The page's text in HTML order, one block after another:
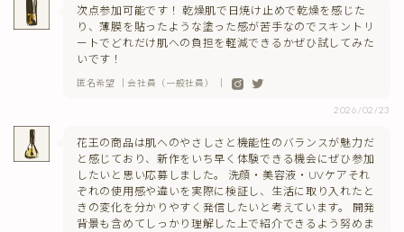
次点参加可能です！ 乾燥肌で日焼け止めで乾燥を感じた
り、薄膜を貼ったような塗った感が苦手なのでスキントリ
ートでどれだけ肌への負担を軽減できるかぜひ試してみた
いです！
匿名希望 ｜会社員（一般社員） ｜
2026/02/23
花王の商品は肌へのやさしさと機能性のバランスが魅力だ
と感じており、新作をいち早く体験できる機会にぜひ参加
したいと思い応募しました。 洗顔・美容液・UVケアそれ
ぞれの使用感や違いを実際に検証し、生活に取り入れたと
きの変化を分かりやすく発信したいと考えています。 開発
背景も含めてしっかり理解した上で紹介できるよう努めま